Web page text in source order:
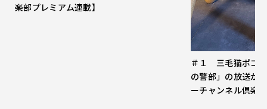
楽部プレミアム連載】
＃１ 三毛猫ポコ
の警部」の放送が
ーチャンネル倶楽